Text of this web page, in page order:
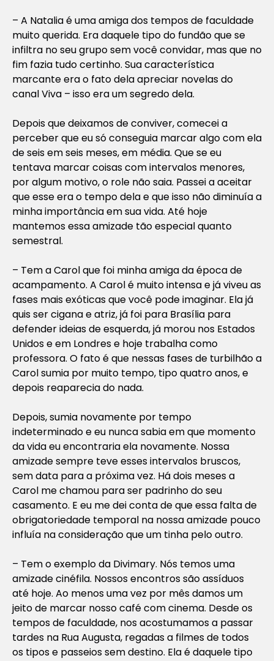
– A Natalia é uma amiga dos tempos de faculdade
muito querida. Era daquele tipo do fundão que se
infiltra no seu grupo sem você convidar, mas que no
fim fazia tudo certinho. Sua característica
marcante era o fato dela apreciar novelas do
canal Viva – isso era um segredo dela.
Depois que deixamos de conviver, comecei a
perceber que eu só conseguia marcar algo com ela
de seis em seis meses, em média. Que se eu
tentava marcar coisas com intervalos menores,
por algum motivo, o role não saia. Passei a aceitar
que esse era o tempo dela e que isso não diminuía a
minha importância em sua vida. Até hoje
mantemos essa amizade tão especial quanto
semestral.
– Tem a Carol que foi minha amiga da época de
acampamento. A Carol é muito intensa e já viveu as
fases mais exóticas que você pode imaginar. Ela já
quis ser cigana e atriz, já foi para Brasília para
defender ideias de esquerda, já morou nos Estados
Unidos e em Londres e hoje trabalha como
professora. O fato é que nessas fases de turbilhão a
Carol sumia por muito tempo, tipo quatro anos, e
depois reaparecia do nada.
Depois, sumia novamente por tempo
indeterminado e eu nunca sabia em que momento
da vida eu encontraria ela novamente. Nossa
amizade sempre teve esses intervalos bruscos,
sem data para a próxima vez. Há dois meses a
Carol me chamou para ser padrinho do seu
casamento. E eu me dei conta de que essa falta de
obrigatoriedade temporal na nossa amizade pouco
influía na consideração que um tinha pelo outro.
– Tem o exemplo da Divimary. Nós temos uma
amizade cinéfila. Nossos encontros são assíduos
até hoje. Ao menos uma vez por mês damos um
jeito de marcar nosso café com cinema. Desde os
tempos de faculdade, nos acostumamos a passar
tardes na Rua Augusta, regadas a filmes de todos
os tipos e passeios sem destino. Ela é daquele tipo